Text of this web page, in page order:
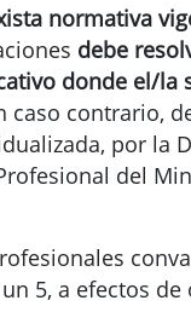
normativa
debe
donde el/la
caso contrario,
por la
del
5, a efectos